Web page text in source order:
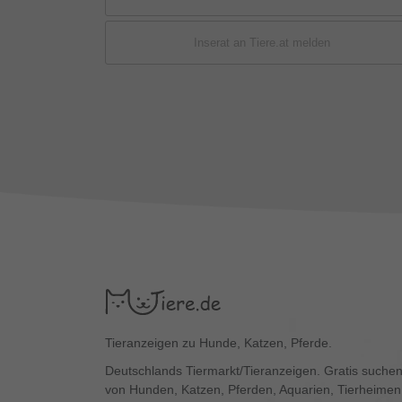
Inserat an Tiere.at melden
Tieranzeigen zu Hunde, Katzen, Pferde.
Deutschlands Tiermarkt/Tieranzeigen. Gratis
von Hunden, Katzen, Pferden, Aquarien,